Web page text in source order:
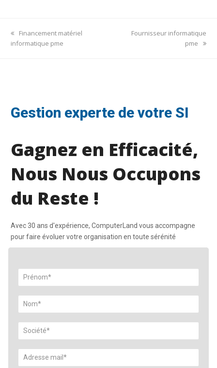
previous
post:
Financement matériel
informatique pme
next
Fournisseur informatique
pme
Gestion experte de votre SI
Gagnez en Efficacité,
Nous Nous Occupons
du Reste !
Avec 30 ans d'expérience, ComputerLand vous accompagne
pour faire évoluer votre organisation en toute sérénité